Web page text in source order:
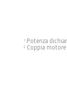
1 Potenza
2 Coppia